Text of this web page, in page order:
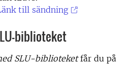
till sändning
biblioteket
SLU-biblioteket får du på